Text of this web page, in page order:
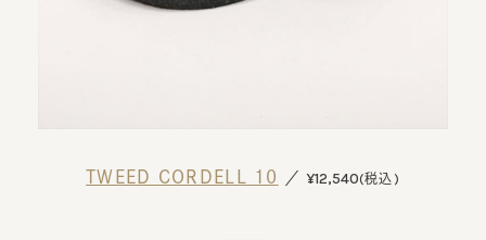
TWEED CORDELL 10 ／¥12,540(税込)